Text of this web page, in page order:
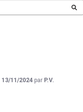
13/11/2024 par P.V.